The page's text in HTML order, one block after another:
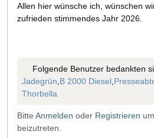
Allen hier wünsche ich, wünschen
zufrieden stimmendes Jahr 2026.
Folgende Benutzer bedankten
Jadegrün B 2000 Diesel
Thorbella
Bitte Anmelden oder Registrieren
beizutreten.